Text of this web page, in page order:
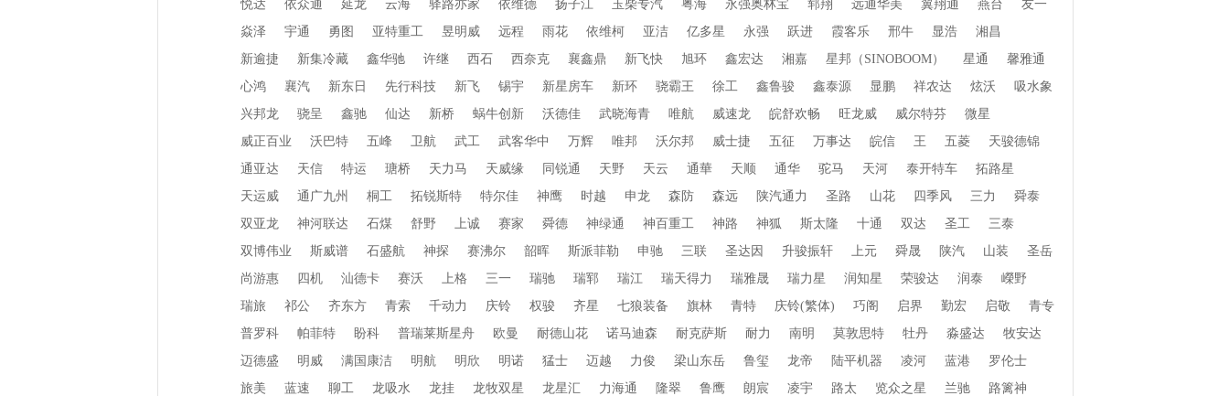
悦达
依众通 延龙 云海 驿路亦家 依维德 扬子江 玉柴专汽 粤海 永强奥林宝 郓翔 远通华美 翼翔通 燕台
友一
焱泽
宇通 勇图 亚特重工 昱明威 远程 雨花 依维柯 亚洁 亿多星 永强 跃进 霞客乐 邢牛 显浩
湘昌
新逾捷
新集冷藏 鑫华驰 许继 西石 西奈克 襄鑫鼎 新飞快 旭环 鑫宏达 湘嘉 星邦（SINOBOOM） 星通
馨雅通
心鸿
襄汽 新东日 先行科技 新飞 锡宇 新星房车 新环 骁霸王 徐工 鑫鲁骏 鑫泰源 显鹏 祥农达 炫沃
吸水象
兴邦龙
骁呈 鑫驰 仙达 新桥 蜗牛创新 沃德佳 武晓海青 唯航 威速龙 皖舒欢畅 旺龙威 威尔特芬
微星
威正百业
沃巴特 五峰 卫航 武工 武客华中 万辉 唯邦 沃尔邦 威士捷 五征 万事达 皖信 王 五菱
天骏德锦
通亚达
天信 特运 瑭桥 天力马 天威缘 同锐通 天野 天云 通華 天顺 通华 驼马 天河 泰开特车
拓路星
天运威
通广九州 桐工 拓锐斯特 特尔佳 神鹰 时越 申龙 森防 森远 陕汽通力 圣路 山花 四季风 三力
舜泰
双亚龙
神河联达 石煤 舒野 上诚 赛家 舜德 神绿通 神百重工 神路 神狐 斯太隆 十通 双达 圣工
三泰
双博伟业
斯威谱 石盛航 神探 赛沸尔 韶晖 斯派菲勒 申驰 三联 圣达因 升骏振轩 上元 舜晟 陕汽 山装
圣岳
尚游惠
四机 汕德卡 赛沃 上格 三一 瑞驰 瑞郓 瑞江 瑞天得力 瑞雅晟 瑞力星 润知星 荣骏达 润泰
嶸野
瑞旅
祁公 齐东方 青索 千动力 庆铃 权骏 齐星 七狼装备 旗林 青特 庆铃(繁体) 巧阁 启界 勤宏 启敬
青专
普罗科
帕菲特 盼科 普瑞莱斯星舟 欧曼 耐德山花 诺马迪森 耐克萨斯 耐力 南明 莫敦思特 牡丹 淼盛达
牧安达
迈德盛
明威 满国康洁 明航 明欣 明诺 猛士 迈越 力俊 梁山东岳 鲁玺 龙帝 陆平机器 凌河 蓝港
罗伦士
旅美
蓝速 聊工 龙吸水 龙挂 龙牧双星 龙星汇 力海通 隆翠 鲁鹰 朗宸 凌宇 路太 览众之星 兰驰
路篱神